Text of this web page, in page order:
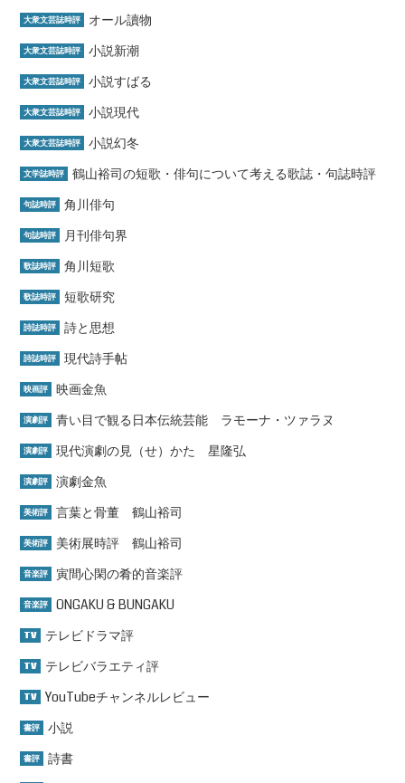
大衆文芸誌時評 オール讀物
大衆文芸誌時評 小説新潮
大衆文芸誌時評 小説すばる
大衆文芸誌時評 小説現代
大衆文芸誌時評 小説幻冬
文学誌時評 鶴山裕司の短歌・俳句について考える歌誌・句誌時評
句誌時評 角川俳句
句誌時評 月刊俳句界
歌誌時評 角川短歌
歌誌時評 短歌研究
詩誌時評 詩と思想
詩誌時評 現代詩手帖
映画評 映画金魚
演劇評 青い目で観る日本伝統芸能 ラモーナ・ツァラヌ
演劇評 現代演劇の見（せ）かた 星隆弘
演劇評 演劇金魚
美術評 言葉と骨董 鶴山裕司
美術評 美術展時評 鶴山裕司
音楽評 寅間心閑の肴的音楽評
音楽評 ONGAKU & BUNGAKU
TV テレビドラマ評
TV テレビバラエティ評
TV YouTubeチャンネルレビュー
書評 小説
書評 詩書